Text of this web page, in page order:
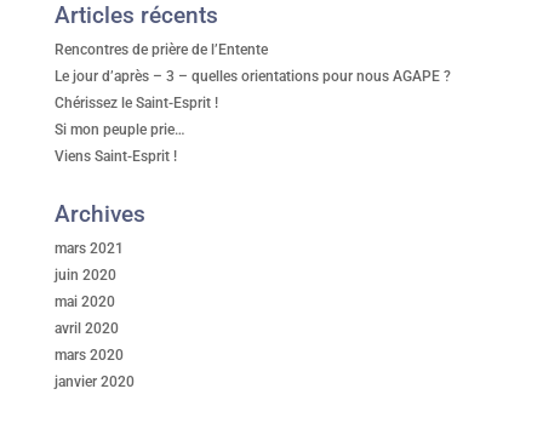
Articles récents
Rencontres de prière de l’Entente
Le jour d’après – 3 – quelles orientations pour nous AGAPE ?
Chérissez le Saint-Esprit !
Si mon peuple prie…
Viens Saint-Esprit !
Archives
mars 2021
juin 2020
mai 2020
avril 2020
mars 2020
janvier 2020